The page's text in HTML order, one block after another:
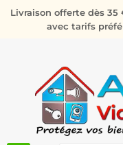
Livraison offerte dès 35
avec tarifs